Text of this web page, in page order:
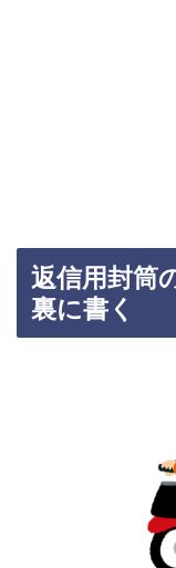
返信用封筒
裏に書く